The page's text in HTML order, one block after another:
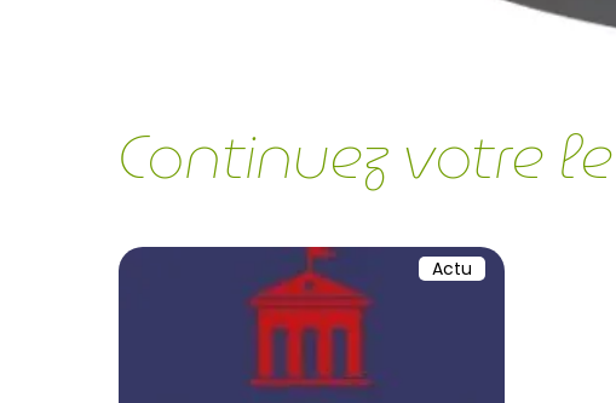
Continuez votre
Actu